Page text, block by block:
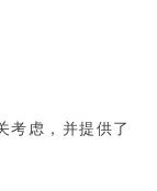
考虑，并提供了